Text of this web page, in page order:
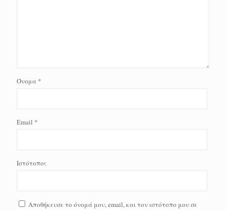
Όνομα *
Email *
Ιστότοπος
Αποθήκευσε το όνομά μου, email, και τον ιστότοπο μου σε